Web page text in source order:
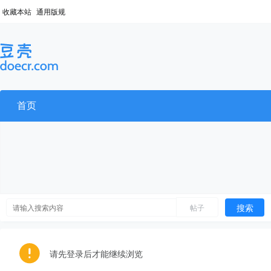
收藏本站 通用版规
首页
帖子 搜索
请先登录后才能继续浏览